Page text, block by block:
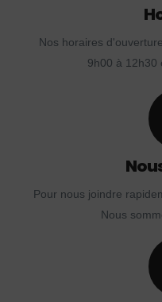
Nos horaires
9h00 à 12h30
Pour nous joindre
Nous